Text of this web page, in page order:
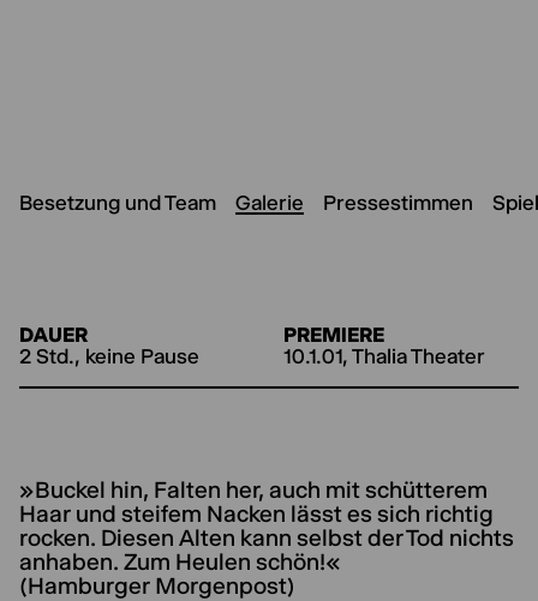
Besetzung und Team Galerie Pressestimmen
DAUER
2 Std., keine Pause
PREMIERE
10.1.01, Thalia Theater
»Buckel hin, Falten her, auch mit schütterem
Haar und steifem Nacken lässt es sich richtig
rocken. Diesen Alten kann selbst der Tod nichts
anhaben. Zum Heulen schön!«
(Hamburger Morgenpost)